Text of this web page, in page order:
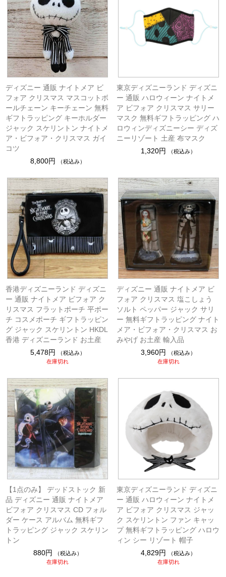
ディズニー 通販 ナイトメア ビ
フォア クリスマス マスコットボ
ールチェーン キーチェーン 無料
ギフトラッピング キーホルダー
ジャック スケリントン ナイトメ
ア・ビフォア・クリスマス ガイ
コツ
8,800円
（税込み）
東京ディズニーランド ディズニ
ー 通販 ハロウィーン ナイトメ
ア ビフォア クリスマス サリー
マスク 無料ギフトラッピング ハ
ロウィンディズニーシー ディズ
ニーリゾート 土産 布マスク
1,320円
（税込み）
香港ディズニーランド ディズニ
ー 通販 ナイトメア ビフォア ク
リスマス フラットポーチ 平ポー
チ コスメポーチ ギフトラッピン
グ ジャック スケリントン HKDL
香港 ディズニーランド お土産
5,478円
（税込み）
在庫切れ
ディズニー 通販 ナイトメア ビ
フォア クリスマス 塩こしょう
ソルト ペッパー ジャック サリ
ー 無料ギフトラッピング ナイト
メア・ビフォア・クリスマス お
みやげ お土産 輸入品
3,960円
（税込み）
在庫切れ
【1点のみ】 デッドストック 新
品 ディズニー 通販 ナイトメア
ビフォア クリスマス CD フォル
ダー ケース アルバム 無料ギフ
トラッピング ジャック スケリン
トン
880円
（税込み）
在庫切れ
東京ディズニーランド ディズニ
ー 通販 ハロウィーン ナイトメ
ア ビフォア クリスマス ジャッ
ク スケリントン ファン キャッ
プ 無料ギフトラッピング ハロウ
ィン シー リゾート 帽子
4,829円
（税込み）
在庫切れ